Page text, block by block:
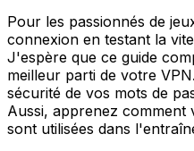
Pour les passionnés de
connexion en testant la
J'espère que ce guide
meilleur parti de votre
sécurité de vos mots de
Aussi, apprenez comment
sont utilisées dans